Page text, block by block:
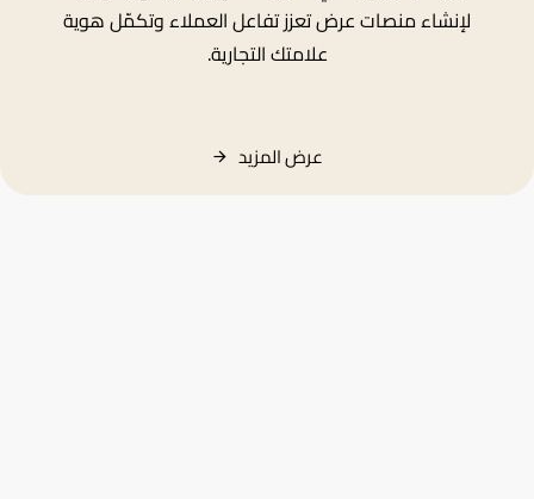
لإنشاء منصات عرض تعزز تفاعل العملاء وتكمّل هوية
علامتك التجارية.
عرضالمزيد